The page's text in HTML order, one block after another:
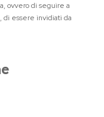
ovvero di seguire a
di essere invidiati da